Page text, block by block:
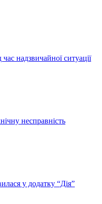
надзвичайної ситуації
несправність
у додатку “Дія”